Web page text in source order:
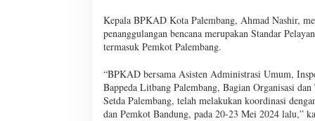
Kepala BPKAD Kota Palembang, Ahmad Nashir,
penanggulangan bencana merupakan Standar
termasuk Pemkot Palembang.
“BPKAD bersama Asisten Administrasi Umum,
Bappeda Litbang Palembang, Bagian Organisasi
Setda Palembang, telah melakukan koordinasi
dan Pemkot Bandung, pada 20-23 Mei 2024 lalu,”